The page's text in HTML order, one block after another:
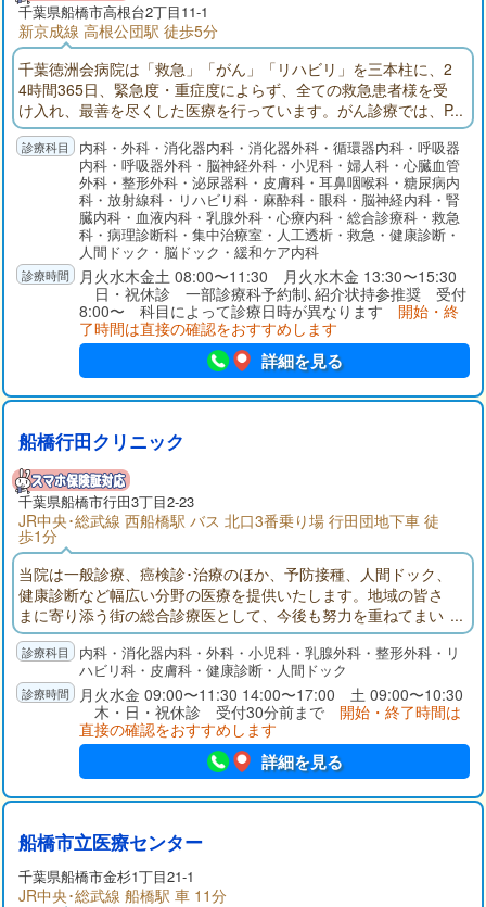
千葉県船橋市高根台2丁目11-1
新京成線 高根公団駅 徒歩5分
千葉徳洲会病院は「救急」「がん」「リハビリ」を三本柱に、2
4時間365日、緊急度・重症度によらず、全ての救急患者様を受
け入れ、最善を尽くした医療を行っています。がん診療では、P
ET-CTや放射線治療装置、ダ・ヴィンチなどの先端医療機器導入
のほか、28床の緩和ケア病棟を完備し、全てのがん治療を完結
できる医療体制を確立しております。リハビリテーションで
は、回復期リハビリ病棟を56床増床し、さらに多くの患者様を
受け入れ、社会復帰に向けた支援を行ってまいります。
内科・外科・消化器内科・消化器外科・循環器内科・呼吸器
内科・呼吸器外科・脳神経外科・小児科・婦人科・心臓血管
外科・整形外科・泌尿器科・皮膚科・耳鼻咽喉科・糖尿病内
科・放射線科・リハビリ科・麻酔科・眼科・脳神経内科・腎
臓内科・血液内科・乳腺外科・心療内科・総合診療科・救急
科・病理診断科・集中治療室・人工透析・救急・健康診断・
人間ドック・脳ドック・緩和ケア内科
月火水木金土 08:00〜11:30 月火水木金 13:30〜15:30
日・祝休診 一部診療科予約制､紹介状持参推奨 受付
8:00〜 科目によって診療日時が異なります 開始・終
了時間は直接の確認をおすすめします
詳細を見る
船橋行田クリニック
千葉県船橋市行田3丁目2-23
JR中央･総武線 西船橋駅 バス 北口3番乗り場 行田団地下車 徒
歩1分
当院は一般診療、癌検診･治療のほか、予防接種、人間ドック、
健康診断など幅広い分野の医療を提供いたします。地域の皆さ
まに寄り添う街の総合診療医として、今後も努力を重ねてまい
ります。どうぞご来院のうえ、ご相談ください。
内科・消化器内科・外科・小児科・乳腺外科・整形外科・リ
ハビリ科・皮膚科・健康診断・人間ドック
月火水金 09:00〜11:30 14:00〜17:00 土 09:00〜10:30
木・日・祝休診 受付30分前まで 開始・終了時間は
直接の確認をおすすめします
詳細を見る
船橋市立医療センター
千葉県船橋市金杉1丁目21-1
JR中央･総武線 船橋駅 車 11分